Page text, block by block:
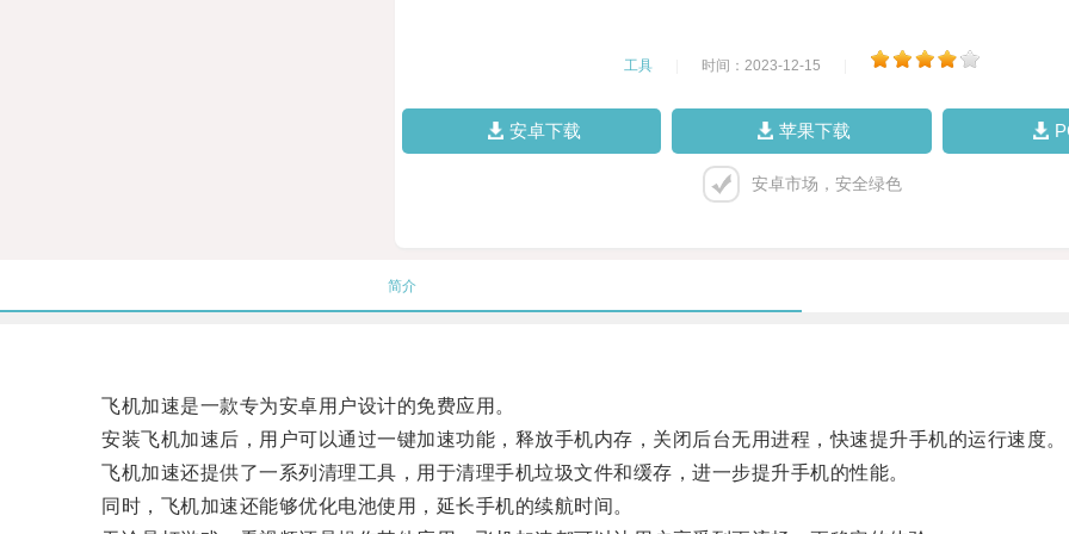
工具 时间：2023-12-15
安卓下载 苹果下载
安卓市场，安全绿色
简介
飞机加速是一款专为安卓用户设计的免费应用。
安装飞机加速后，用户可以通过一键加速功能，释放手机内存，关闭后台无用进程，快速提升手机的运行速度。
飞机加速还提供了一系列清理工具，用于清理手机垃圾文件和缓存，进一步提升手机的性能。
同时，飞机加速还能够优化电池使用，延长手机的续航时间。